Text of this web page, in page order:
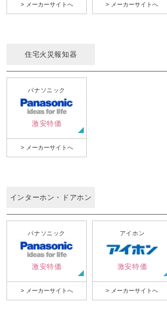
> メーカーサイトへ > メーカーサイトへ
住宅火災報知器
パナソニック
激安特価
> メーカーサイトへ
インターホン・ドアホン
パナソニック
激安特価
> メーカーサイトへ
アイホン
激安特価
> メーカーサイトへ